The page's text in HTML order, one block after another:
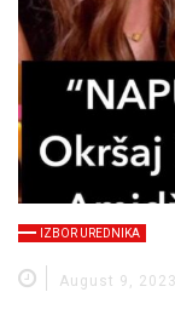
IZBOR UREDNIKA
August 9, 2023